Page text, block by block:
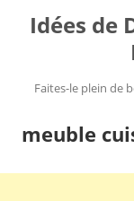
Idées de
Faites-le plein de
meuble